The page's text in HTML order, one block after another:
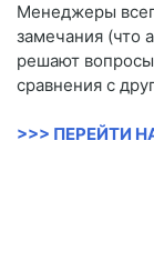
Менеджеры
замечания (что
решают
сравнения с
>>> ПЕРЕЙТИ